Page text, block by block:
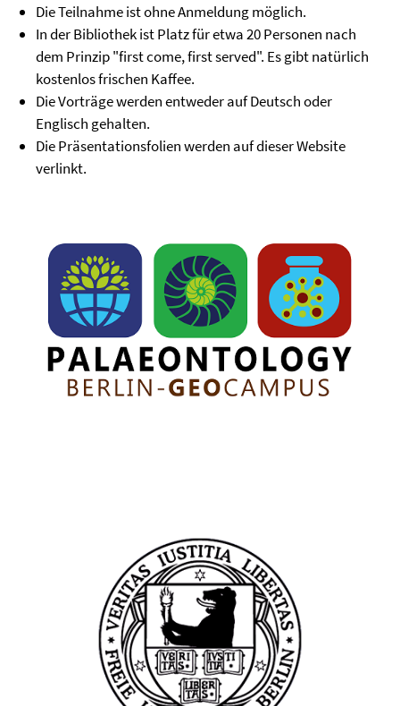
Die Teilnahme ist ohne Anmeldung möglich.
In der Bibliothek ist Platz für etwa 20 Personen nach
dem Prinzip "first come, first served". Es gibt natürlich
kostenlos frischen Kaffee.
Die Vorträge werden entweder auf Deutsch oder
Englisch gehalten.
Die Präsentationsfolien werden auf dieser Website
verlinkt.